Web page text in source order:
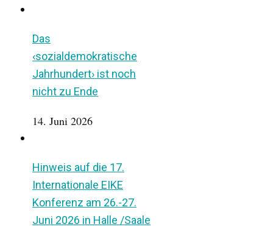
Das
‹sozialdemokratische
Jahrhundert› ist noch
nicht zu Ende
14. Juni 2026
Hinweis auf die 17.
Internationale EIKE
Konferenz am 26.-27.
Juni 2026 in Halle /Saale